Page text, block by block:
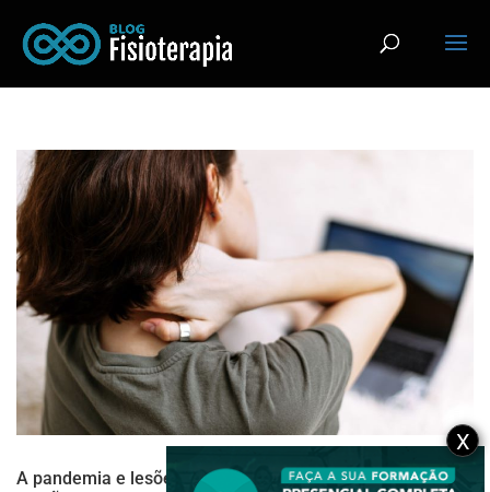
A pandemia e lesões neurais resultantes de pontos de
X